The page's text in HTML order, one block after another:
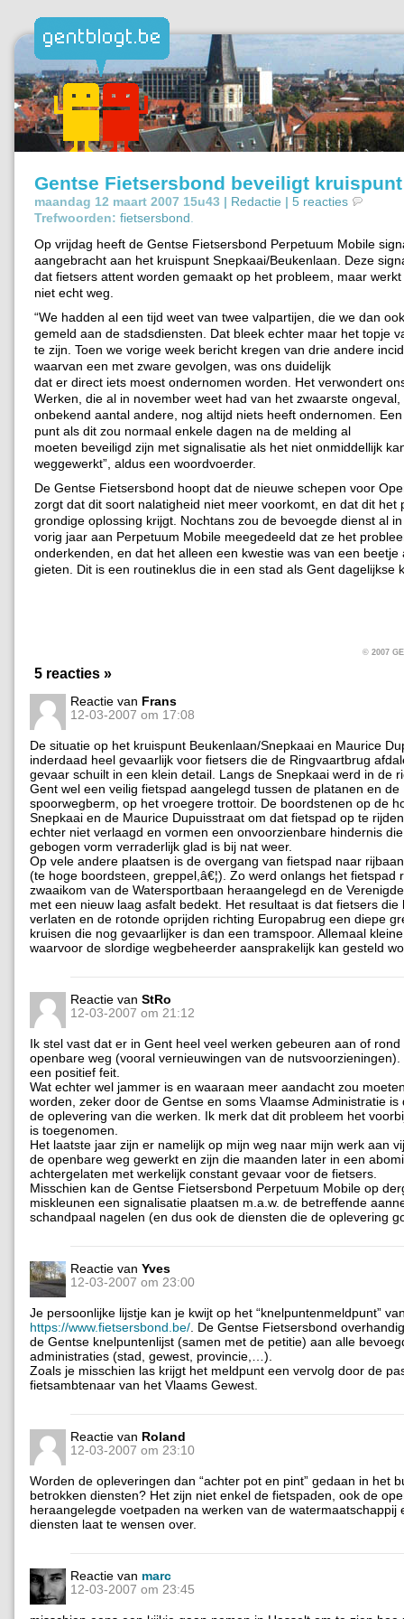
Gentse Fietsersbond beveiligt kruispunt
maandag 12 maart 2007 15u43 | Redactie | 5 reacties
Trefwoorden: fietsersbond
Op vrijdag heeft de Gentse Fietsersbond Perpetuum Mobile
aangebracht aan het kruispunt Snepkaai/Beukenlaan. Deze
dat fietsers attent worden gemaakt op het probleem, maar
niet echt weg.
“We hadden al een tijd weet van twee valpartijen, die we dan
gemeld aan de stadsdiensten. Dat bleek echter maar het topje
te zijn. Toen we vorige week bericht kregen van drie andere
waarvan een met zware gevolgen, was ons duidelijk
dat er direct iets moest ondernomen worden. Het verwondert
Werken, die al in november weet had van het zwaarste
onbekend aantal andere, nog altijd niets heeft ondernomen.
punt als dit zou normaal enkele dagen na de melding al
moeten beveiligd zijn met signalisatie als het niet onmiddellijk
weggewerkt”, aldus een woordvoerder.
De Gentse Fietsersbond hoopt dat de nieuwe schepen voor
zorgt dat dit soort nalatigheid niet meer voorkomt, en dat dit het
grondige oplossing krijgt. Nochtans zou de bevoegde dienst al
vorig jaar aan Perpetuum Mobile meegedeeld dat ze het
onderkenden, en dat het alleen een kwestie was van een beetje
gieten. Dit is een routineklus die in een stad als Gent dagelijkse
© 2007
5 reacties »
Reactie van Frans
12-03-2007 om 17:08
De situatie op het kruispunt Beukenlaan/Snepkaai en Maurice
inderdaad heel gevaarlijk voor fietsers die de Ringvaartbrug
gevaar schuilt in een klein detail. Langs de Snepkaai werd in de
Gent wel een veilig fietspad aangelegd tussen de platanen en de
spoorwegberm, op het vroegere trottoir. De boordstenen op de
Snepkaai en de Maurice Dupuisstraat om dat fietspad op te
echter niet verlaagd en vormen een onvoorzienbare hindernis
gebogen vorm verraderlijk glad is bij nat weer.
Op vele andere plaatsen is de overgang van fietspad naar
(te hoge boordsteen, greppel,â€¦). Zo werd onlangs het fietspad
zwaaikom van de Watersportbaan heraangelegd en de
met een nieuw laag asfalt bedekt. Het resultaat is dat fietsers die
verlaten en de rotonde oprijden richting Europabrug een diepe
kruisen die nog gevaarlijker is dan een tramspoor. Allemaal
waarvoor de slordige wegbeheerder aansprakelijk kan gesteld
Reactie van StRo
12-03-2007 om 21:12
Ik stel vast dat er in Gent heel veel werken gebeuren aan of rond
openbare weg (vooral vernieuwingen van de nutsvoorzieningen).
een positief feit.
Wat echter wel jammer is en waaraan meer aandacht zou
worden, zeker door de Gentse en soms Vlaamse Administratie is
de oplevering van die werken. Ik merk dat dit probleem het
is toegenomen.
Het laatste jaar zijn er namelijk op mijn weg naar mijn werk aan
de openbare weg gewerkt en zijn die maanden later in een
achtergelaten met werkelijk constant gevaar voor de fietsers.
Misschien kan de Gentse Fietsersbond Perpetuum Mobile op
miskleunen een signalisatie plaatsen m.a.w. de betreffende
schandpaal nagelen (en dus ook de diensten die de oplevering
Reactie van Yves
12-03-2007 om 23:00
Je persoonlijke lijstje kan je kwijt op het “knelpuntenmeldpunt”
https://www.fietsersbond.be/ . De Gentse Fietsersbond
de Gentse knelpuntenlijst (samen met de petitie) aan alle
administraties (stad, gewest, provincie,…).
Zoals je misschien las krijgt het meldpunt een vervolg door de
fietsambtenaar van het Vlaams Gewest.
Reactie van Roland
12-03-2007 om 23:10
Worden de opleveringen dan “achter pot en pint” gedaan in het
betrokken diensten? Het zijn niet enkel de fietspaden, ook de
heraangelegde voetpaden na werken van de watermaatschappij
diensten laat te wensen over.
Reactie van marc
12-03-2007 om 23:45